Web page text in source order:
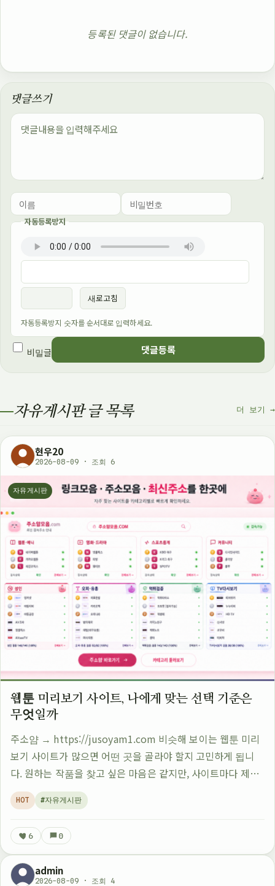
등록된 댓글이 없습니다.
댓글쓰기
내용
자동등록방지
새로고침
자동등록방지 숫자를 순서대로 입력하세요.
비밀글 댓글등록
자유게시판 글 목록 더 보기 →
현우20
2026-08-09 · 조회 6
자유게시판
웹툰 미리보기 사이트, 나에게 맞는 선택 기준은
무엇일까
주소얌 → https://jusoyam1.com 비슷해 보이는 웹툰 미리
보기 사이트가 많으면 어떤 곳을 골라야 할지 고민하게 됩니
다. 원하는 작품을 찾고 싶은 마음은 같지만, 사이트마다 제공
하는 정보와 이용 방식이 다르기 때문입니다. 어떤 사람은 최
신 회차 확인을 중요…
HOT #자유게시판
6 0
admin
2026-08-09 · 조회 4